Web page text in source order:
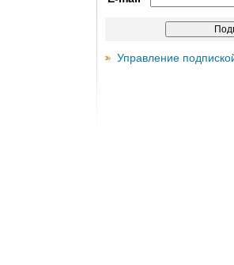
Управление